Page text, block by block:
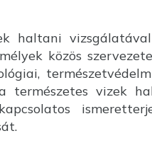
haltani
közös
vizek